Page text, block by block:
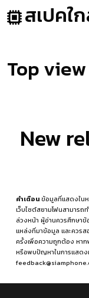
สเปคใ
Top
New
คำเตือนข้อมูลที่แสดงใน
เว็บไซต์สยามโฟนสามารถ
ล่วงหน้า ผู้อ่านควรศึกษาข้
แหล่งที่มาข้อมูล และควร
ครั้งเพื่อความถูกต้อง หา
หรือพบปัญหาในการแสดง